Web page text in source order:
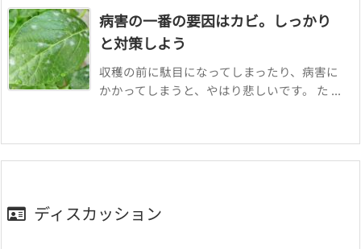
病害の一番の要因はカビ。しっかり
と対策しよう
収穫の前に駄目になってしまったり、病害に
かかってしまうと、やはり悲しいです。 た ...
ディスカッション